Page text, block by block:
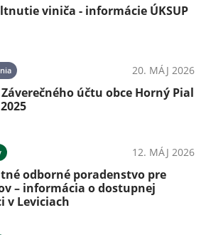
viniča - informácie ÚKSUP
20. MÁJ 2026
účtu obce Horný Pial
12. MÁJ 2026
odborné poradenstvo pre
– informácia o dostupnej
v Leviciach